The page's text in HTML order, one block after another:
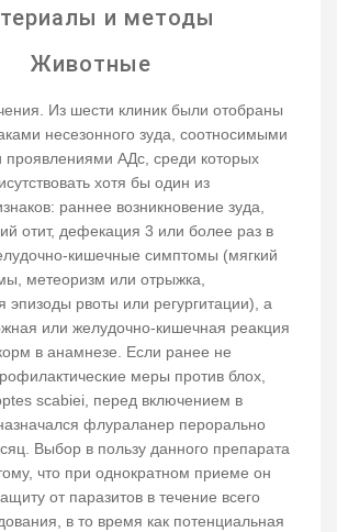
и методы
Животные
Из шести клиник были отобраны
несезонного зуда, соотносимыми
проявлениями АДс, среди которых
хотя бы один из
раннее возникновение зуда,
отит, дефекация 3 или более раз в
кишечные симптомы (мягкий
метеоризм или отрыжка,
эпизоды рвоты или регургитации), а
или желудочно-кишечная реакция
в анамнезе. Если ранее не
меры против блох,
scabiei, перед включением в
флураланер перорально
Выбор в пользу данного препарата
что при однократном приеме он
от паразитов в течение всего
в то время как потенциальная